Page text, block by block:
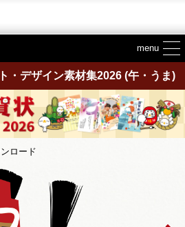
menu
・デザイン素材集2026 (午・うま)
ロード